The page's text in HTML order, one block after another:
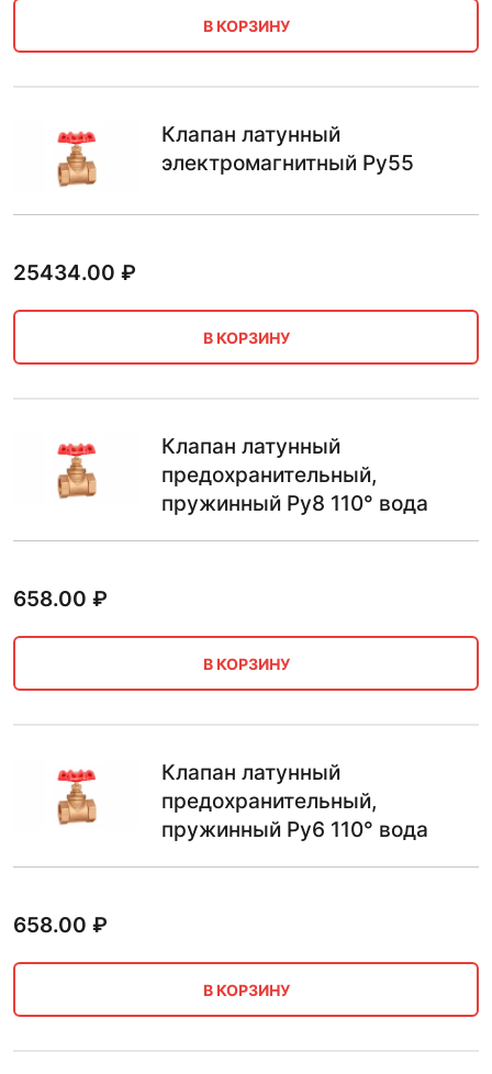
В КОРЗИНУ
Клапан латунный
электромагнитный Ру55
25434.00 ₽
В КОРЗИНУ
Клапан латунный
предохранительный,
пружинный Ру8 110° вода
658.00 ₽
В КОРЗИНУ
Клапан латунный
предохранительный,
пружинный Ру6 110° вода
658.00 ₽
В КОРЗИНУ